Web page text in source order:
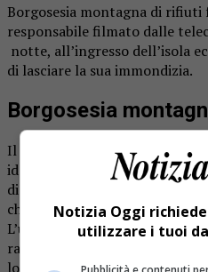
Borgosesia montagna di rifiuti
responsabile filmato dalle
notte, all’ingresso dell’isola
di lasciare la sua immondizia.
Borgosesia
Il responsabile del gesto è
identificato e dovrà pagare
di euro. La stessa
che si era liberata dei rifiuti
L’ultimo caso si è verificato
raccolta dove i cittadini di
loro rifiuti ingombranti per lo
Notizia Oggi
utilizzare i tuoi